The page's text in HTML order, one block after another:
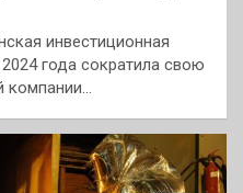
инвестиционная
года сократила свою